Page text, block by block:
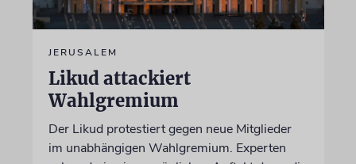
JERUSALEM
Likud attackiert
Wahlgremium
Der Likud protestiert gegen neue Mitglieder
im unabhängigen Wahlgremium. Experten